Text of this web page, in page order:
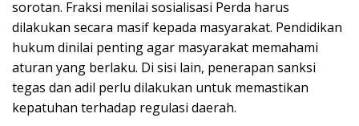
sorotan. Fraksi menilai sosialisasi Perda harus
dilakukan secara masif kepada masyarakat. Pendidikan
hukum dinilai penting agar masyarakat memahami
aturan yang berlaku. Di sisi lain, penerapan sanksi
tegas dan adil perlu dilakukan untuk memastikan
kepatuhan terhadap regulasi daerah.